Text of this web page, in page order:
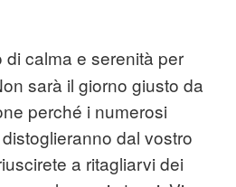
di calma e serenità per
sarà il giorno giusto da
perché i numerosi
dal vostro
a ritagliarvi dei